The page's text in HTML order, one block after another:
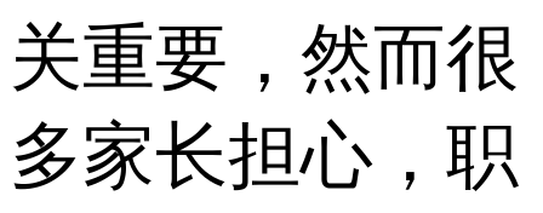
关重要，然而很
多家长担心，职